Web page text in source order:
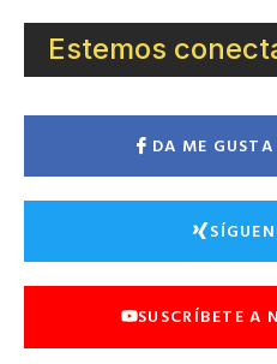
Estemos
DA ME
SUSCRÍBETE A